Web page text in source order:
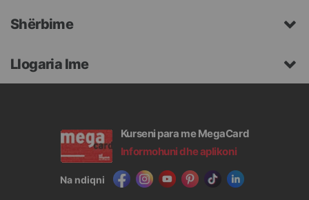
Shërbime
Llogaria Ime
Kurseni para me MegaCard
Informohuni dhe aplikoni
Na ndiqni